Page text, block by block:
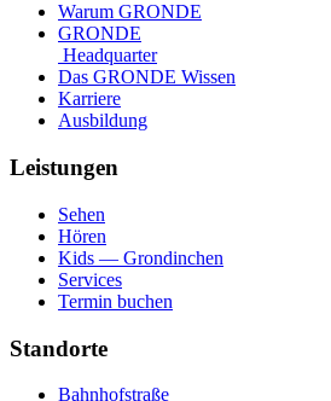
Warum GRONDE
GRONDE
Headquarter
Das GRONDE Wissen
Karriere
Ausbildung
Leistungen
Sehen
Hören
Kids — Grondinchen
Services
Termin buchen
Standorte
Bahnhofstraße